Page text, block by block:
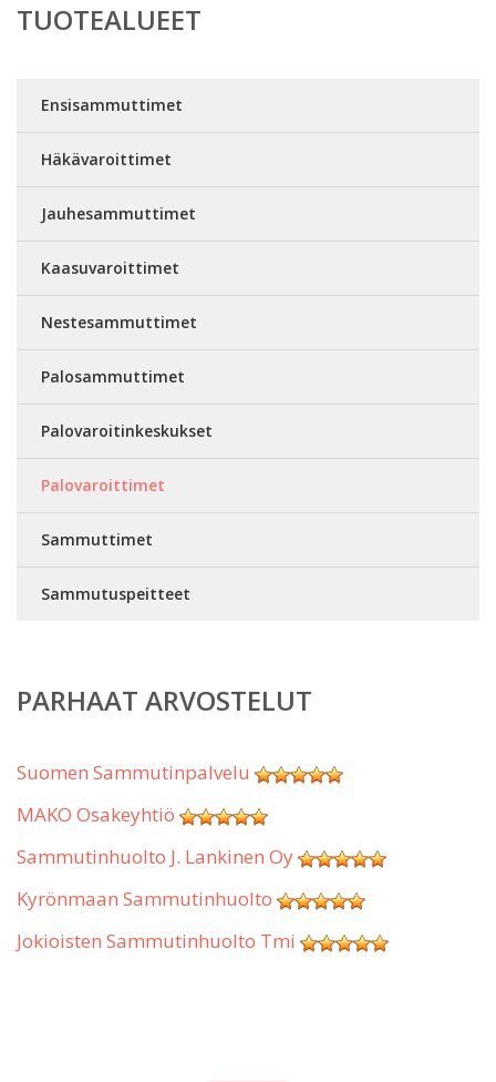
TUOTEALUEET
Ensisammuttimet
Häkävaroittimet
Jauhesammuttimet
Kaasuvaroittimet
Nestesammuttimet
Palosammuttimet
Palovaroitinkeskukset
Palovaroittimet
Sammuttimet
Sammutuspeitteet
PARHAAT ARVOSTELUT
Suomen Sammutinpalvelu
MAKO Osakeyhtiö
Sammutinhuolto J. Lankinen Oy
Kyrönmaan Sammutinhuolto
Jokioisten Sammutinhuolto Tmi